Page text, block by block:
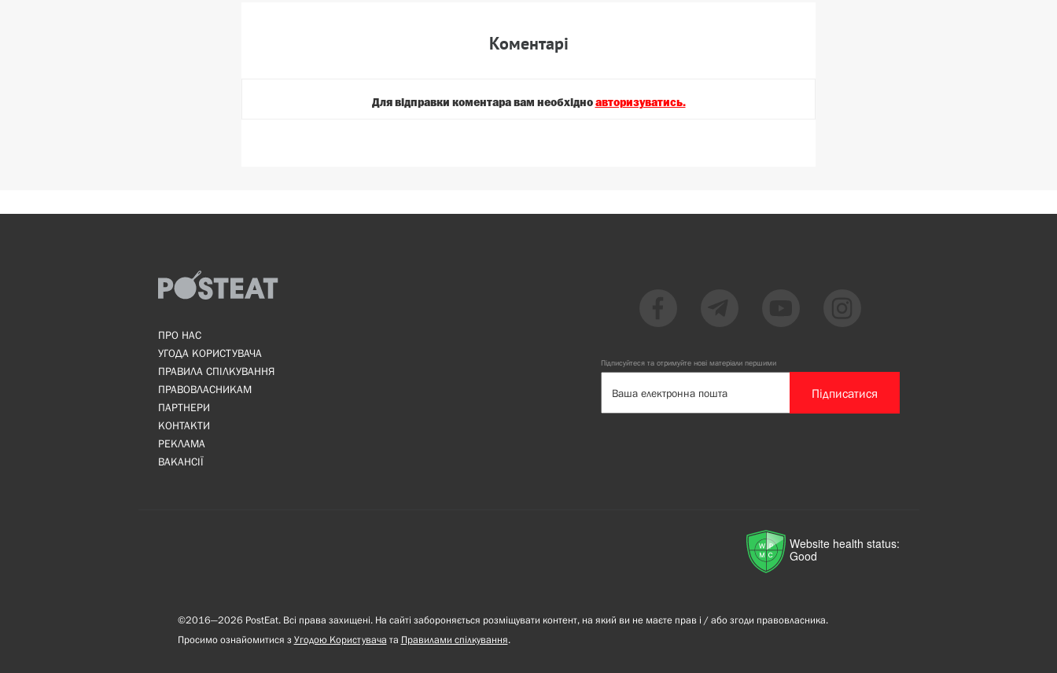
Коментарi
Для вiдправки коментара вам необхiдно авторизуватись.
ПРО НАС
УГОДА КОРИСТУВАЧА
ПРАВИЛА СПІЛКУВАННЯ
ПРАВОВЛАСНИКАМ
ПАРТНЕРИ
КОНТАКТИ
РЕКЛАМА
ВАКАНСІЇ
Підписуйтеся та отримуйте нові матеріали першими
Підписатися
Website health status:
Good
©2016—2026 PostEat. Всі права захищені. На сайті забороняється розміщувати контент, на який ви не маєте прав і / або згоди правовласника.
Просимо ознайомитися з Угодою Користувача та Правилами спілкування.